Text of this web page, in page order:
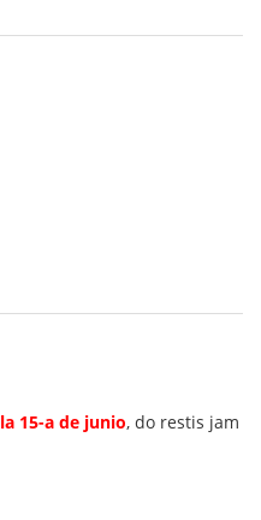
la 15-a de junio, do restis jam